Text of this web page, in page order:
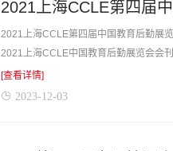
2021上海CCLE第四届中国教育后勤展
2021上海CCLE中国教育后勤展览会会
最佳帮手。...
[查看详情]
2023-12-03